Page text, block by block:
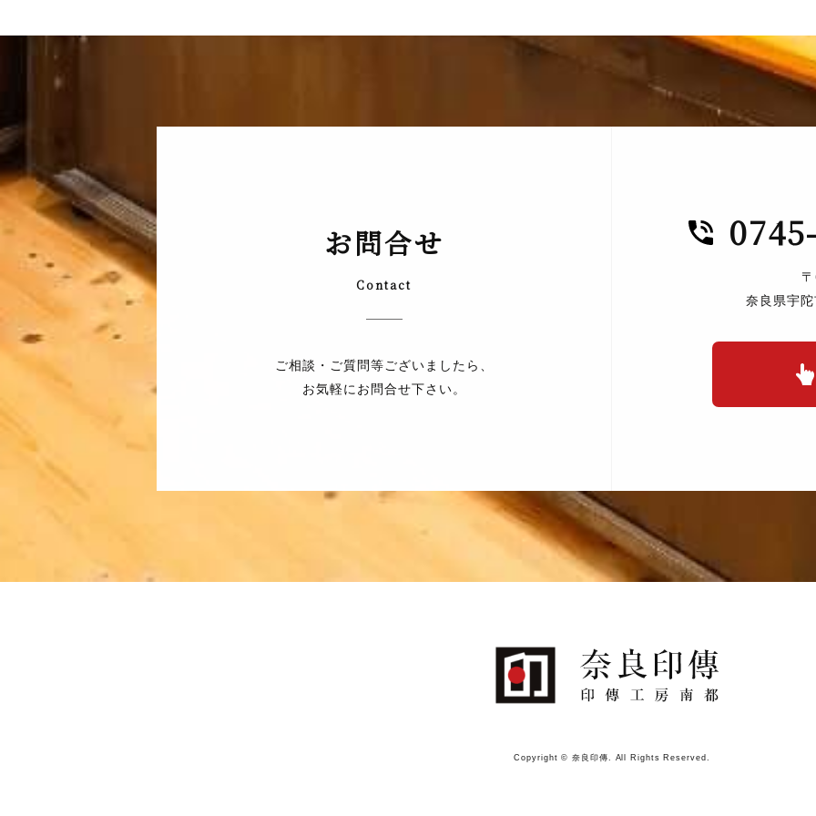
お問合せ
Contact
ご相談・ご質問等ございましたら、
お気軽にお問合せ下さい。
奈良県宇
Copyright © 奈良印傳. All Rights Reserved.